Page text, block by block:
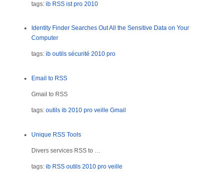
tags: ib RSS ist pro 2010
Identity Finder Searches Out All the Sensitive Data on Your
Computer
tags: ib outils sécurité 2010 pro
Email to RSS
Gmail to RSS
tags: outils ib 2010 pro veille Gmail
Unique RSS Tools
Divers services RSS to …
tags: ib RSS outils 2010 pro veille